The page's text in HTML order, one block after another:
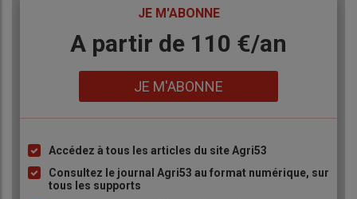
JE M'ABONNE
BodyA partir de 110 €/an
JE M'ABONNE
Liste
à
puce
Accédez à tous les articles du site Agri53
Consultez le journal Agri53 au format numérique, sur
tous les supports